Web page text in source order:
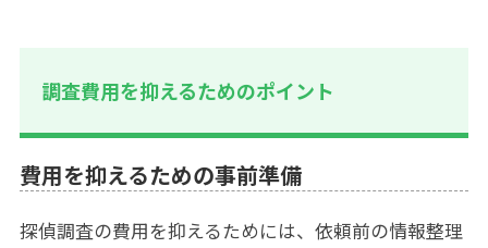
調査費用を抑えるためのポイント
費用を抑えるための事前準備
探偵調査の費用を抑えるためには、依頼前の情報整理